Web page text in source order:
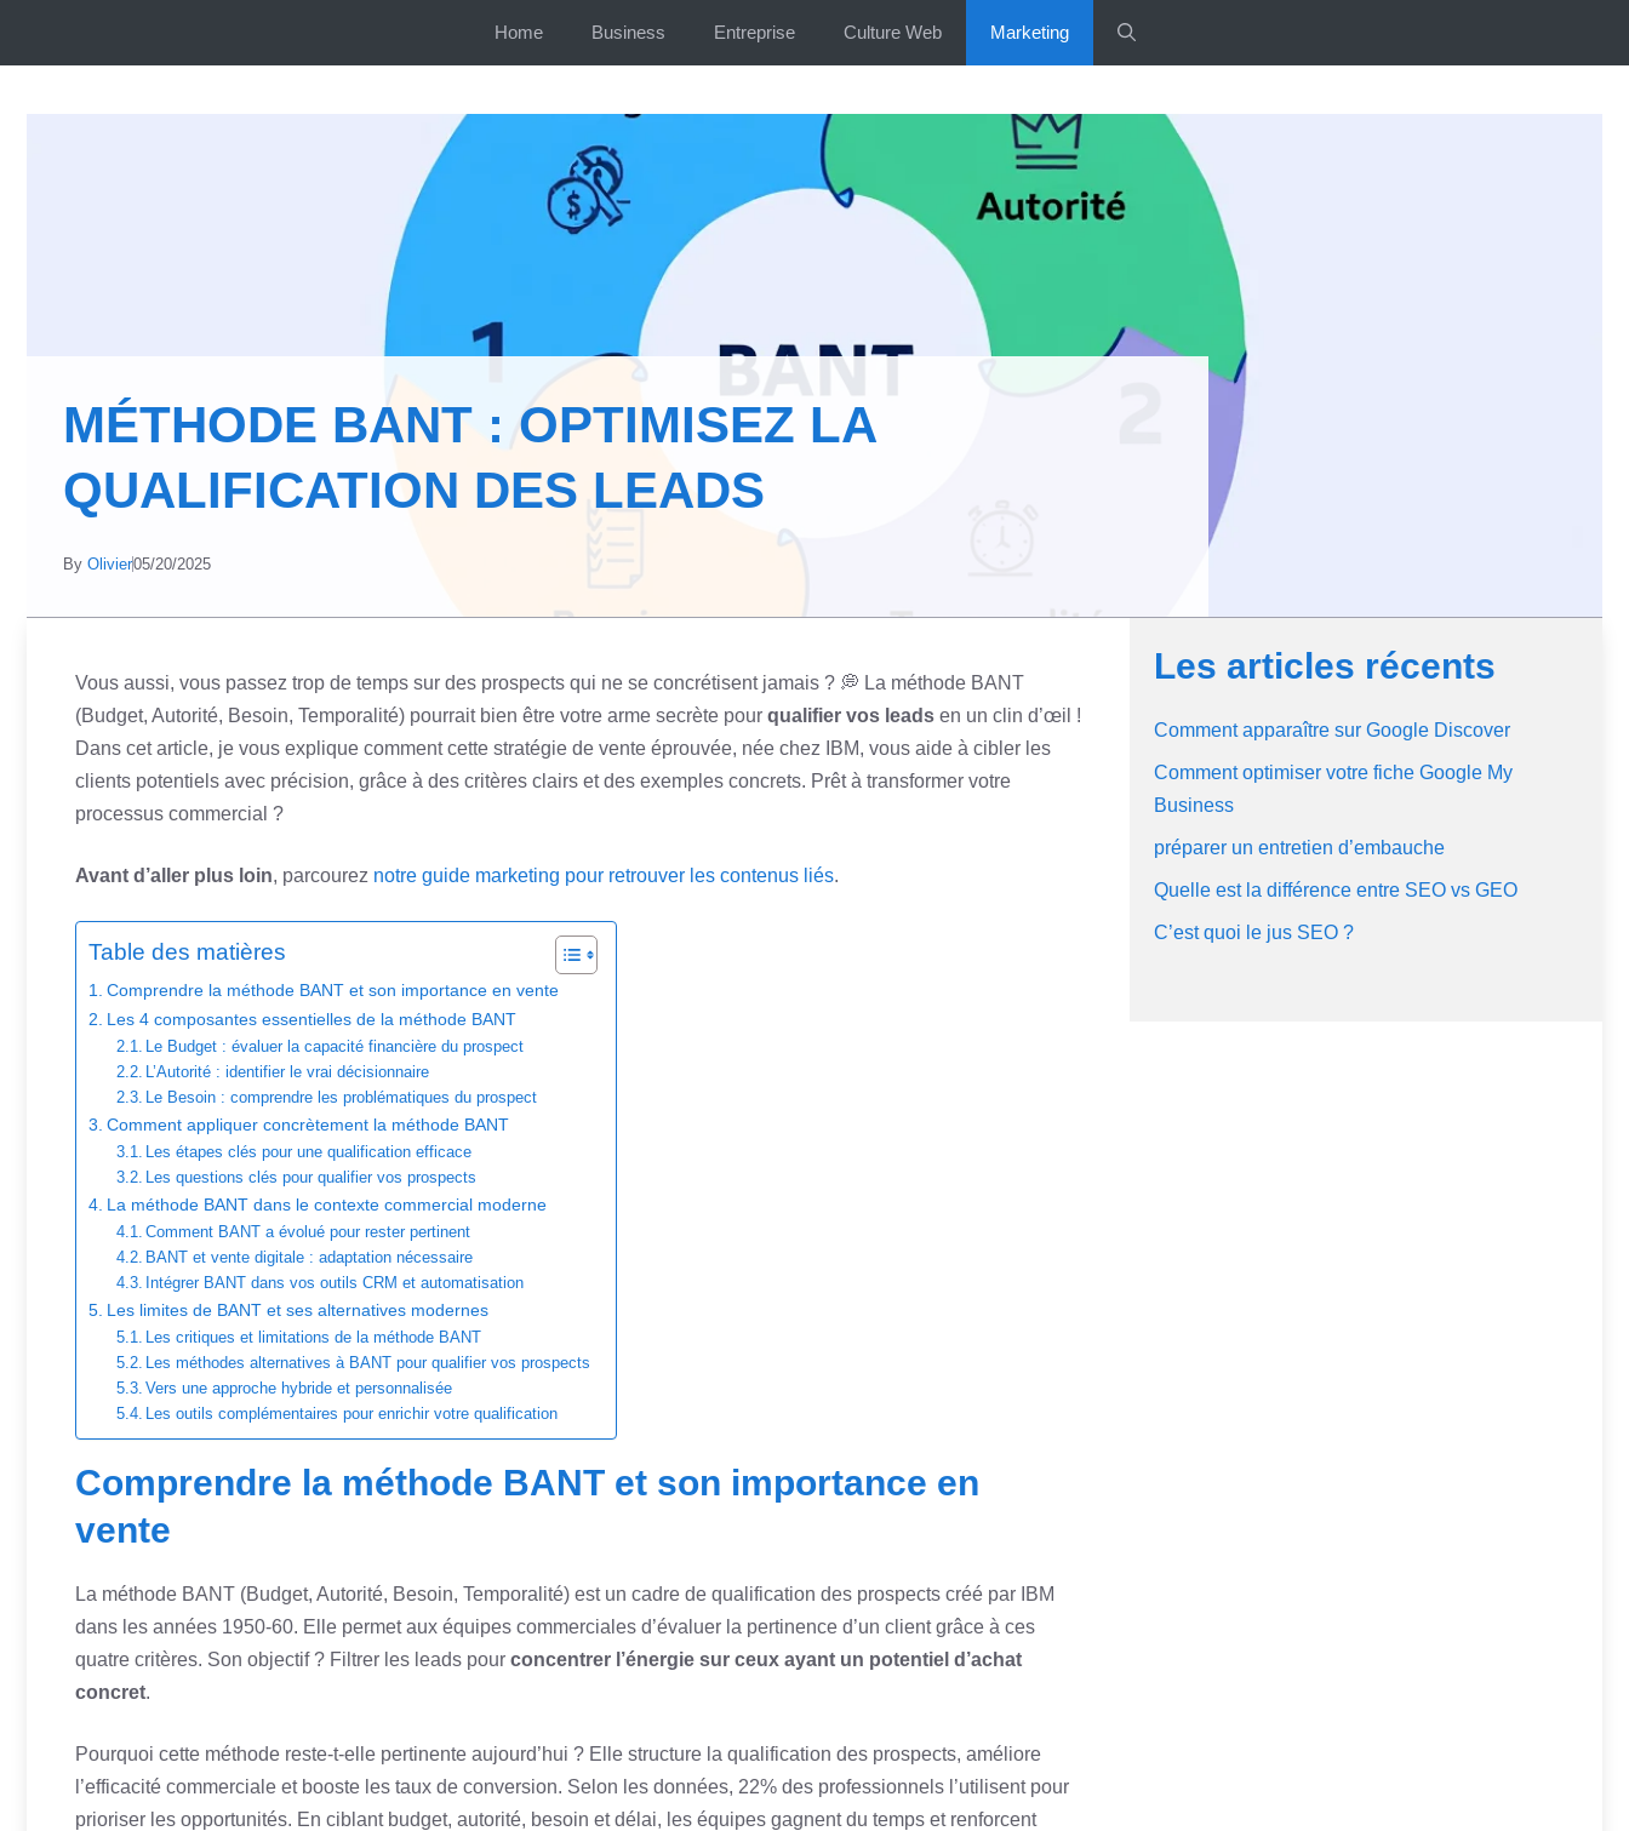
Home Business Entreprise Culture Web Marketing
MÉTHODE BANT : OPTIMISEZ LA
QUALIFICATION DES LEADS
By Olivier05/20/2025
Vous aussi, vous passez trop de temps sur des prospects qui ne se concrétisent jamais ? 💭 La méthode BANT
(Budget, Autorité, Besoin, Temporalité) pourrait bien être votre arme secrète pour qualifier vos leads en un clin d’œil !
Dans cet article, je vous explique comment cette stratégie de vente éprouvée, née chez IBM, vous aide à cibler les
clients potentiels avec précision, grâce à des critères clairs et des exemples concrets. Prêt à transformer votre
processus commercial ?
Avant d’aller plus loin, parcourez notre guide marketing pour retrouver les contenus liés.
Table des matières
Comprendre la méthode BANT et son importance en vente
Les 4 composantes essentielles de la méthode BANT
Le Budget : évaluer la capacité financière du prospect
L’Autorité : identifier le vrai décisionnaire
Le Besoin : comprendre les problématiques du prospect
Comment appliquer concrètement la méthode BANT
Les étapes clés pour une qualification efficace
Les questions clés pour qualifier vos prospects
La méthode BANT dans le contexte commercial moderne
Comment BANT a évolué pour rester pertinent
BANT et vente digitale : adaptation nécessaire
Intégrer BANT dans vos outils CRM et automatisation
Les limites de BANT et ses alternatives modernes
Les critiques et limitations de la méthode BANT
Les méthodes alternatives à BANT pour qualifier vos prospects
Vers une approche hybride et personnalisée
Les outils complémentaires pour enrichir votre qualification
Comprendre la méthode BANT et son importance en
vente
La méthode BANT (Budget, Autorité, Besoin, Temporalité) est un cadre de qualification des prospects créé par IBM
dans les années 1950-60. Elle permet aux équipes commerciales d’évaluer la pertinence d’un client grâce à ces
quatre critères. Son objectif ? Filtrer les leads pour concentrer l’énergie sur ceux ayant un potentiel d’achat
concret.
Pourquoi cette méthode reste-t-elle pertinente aujourd’hui ? Elle structure la qualification des prospects, améliore
l’efficacité commerciale et booste les taux de conversion. Selon les données, 22% des professionnels l’utilisent pour
prioriser les opportunités. En ciblant budget, autorité, besoin et délai, les équipes gagnent du temps et renforcent
Les articles récents
Comment apparaître sur Google Discover
Comment optimiser votre fiche Google My
Business
préparer un entretien d’embauche
Quelle est la différence entre SEO vs GEO
C’est quoi le jus SEO ?